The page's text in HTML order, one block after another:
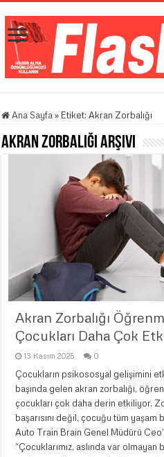
Ana Sayfa » Etiket:Akran Zorbalığı
Akran ZorbalığıArşivi
Akran Zorbalığı
Çocukları Daha Çok
13 Kasım 2025 0
Çocukların psikososyal gelişimini
başında gelen akran zorbalığı,
çocukları çok daha derin etkiliyor.
başarısını değil, çocuğu tüm
Auto Train Brain Genel Müdürü
“Çocuklarımız, aslında var